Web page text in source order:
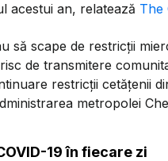
acestui an, relatează The
să scape de restricții
de transmitere
restricții cetățenii
metropolei
19 în fiecare zi